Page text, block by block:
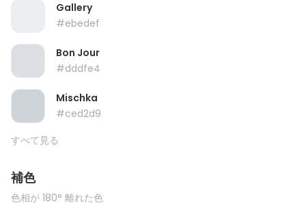
Gallery
#ebedef
Bon Jour
#dddfe4
Mischka
#ced2d9
すべて見る
補色
色相が 180° 離れた色